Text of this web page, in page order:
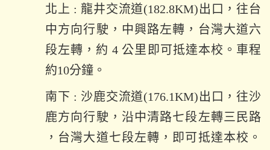
北上 : 龍井交流道(182.8KM)出口，往台
中方向行駛，中興路左轉，台灣大道六
段左轉，約 4 公里即可抵達本校。車程
約10分鐘。
南下 : 沙鹿交流道(176.1KM)出口，往沙
鹿方向行駛，沿中清路七段左轉三民路
，台灣大道七段左轉，即可抵達本校。